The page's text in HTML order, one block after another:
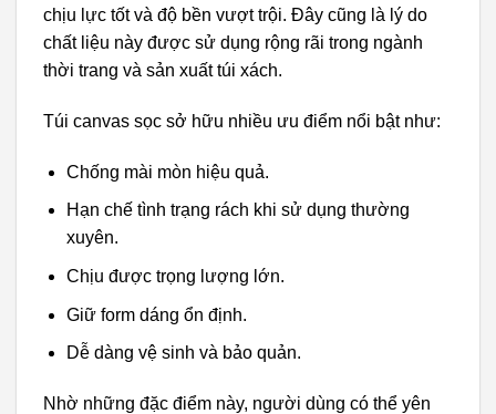
chịu lực tốt và độ bền vượt trội. Đây cũng là lý do
chất liệu này được sử dụng rộng rãi trong ngành
thời trang và sản xuất túi xách.
Túi canvas sọc sở hữu nhiều ưu điểm nổi bật như:
Chống mài mòn hiệu quả.
Hạn chế tình trạng rách khi sử dụng thường
xuyên.
Chịu được trọng lượng lớn.
Giữ form dáng ổn định.
Dễ dàng vệ sinh và bảo quản.
Nhờ những đặc điểm này, người dùng có thể yên